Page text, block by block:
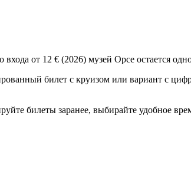
входа от 12 € (2026) музей Орсе остается
билет с круизом или вариант с
билеты заранее, выбирайте удобное